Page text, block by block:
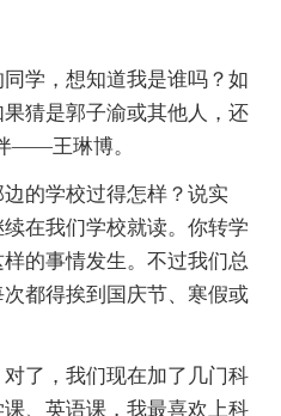
学，想知道我是谁吗？如
猜是郭子渝或其他人，还
——王琳博。
的学校过得怎样？说实
在我们学校就读。你转学
的事情发生。不过我们总
都得挨到国庆节、寒假或
了，我们现在加了几门科
、英语课，我最喜欢上科